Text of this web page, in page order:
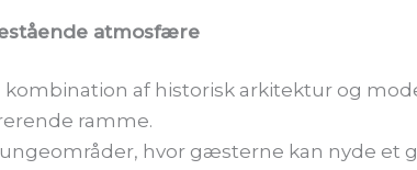
atmosfære
kombination af historisk arkitektur og
ramme.
hvor gæsterne kan nyde et